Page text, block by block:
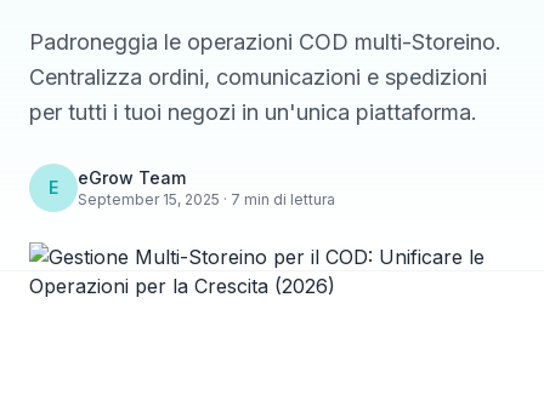
Padroneggia le operazioni COD multi-Storeino.
Centralizza ordini, comunicazioni e spedizioni
per tutti i tuoi negozi in un'unica piattaforma.
E eGrow Team
September 15, 2025 · 7 min di lettura